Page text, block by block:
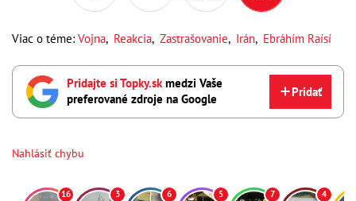
Viac o téme: Vojna, Reakcia, Zastrašovanie, Irán, Ebráhím Raísí
Pridajte si Topky.skmedzi Vaše
preferované zdroje na Google
Pridať
Nahlásiť chybu
16 3 6 5 7 4